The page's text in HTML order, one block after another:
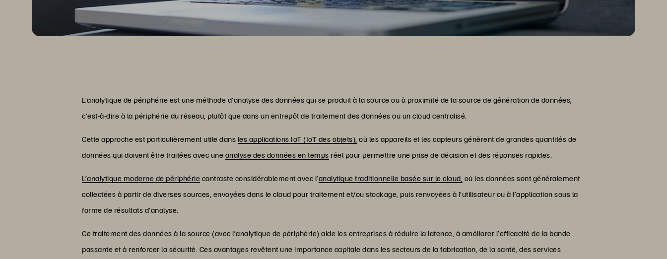
L’analytique de périphérie est une méthode d’analyse des données qui se produit à la source ou à proximité de la source de génération de données,
c’est-à-dire à la périphérie du réseau, plutôt que dans un entrepôt de traitement des données ou un cloud centralisé.
Cette approche est particulièrement utile dans les applications IoT (IoT des objets), où les appareils et les capteurs génèrent de grandes quantités de
données qui doivent être traitées avec une analyse des données en temps réel pour permettre une prise de décision et des réponses rapides.
L’analytique moderne de périphérie contraste considérablement avec l’analytique traditionnelle basée sur le cloud, où les données sont généralement
collectées à partir de diverses sources, envoyées dans le cloud pour traitement et/ou stockage, puis renvoyées à l’utilisateur ou à l’application sous la
forme de résultats d’analyse.
Ce traitement des données à la source (avec l’analytique de périphérie) aide les entreprises à réduire la latence, à améliorer l’efficacité de la bande
passante et à renforcer la sécurité. Ces avantages revêtent une importance capitale dans les secteurs de la fabrication, de la santé, des services